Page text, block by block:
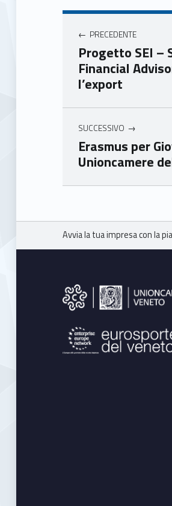
Unio
mer
e
Ven
eto
Navigazione articoli
PRECEDENTE
Progetto SEI –
Financial
l’export
SUCCESSIVO
Erasmus per
Unioncamere
Skip back to main navigation
Breadcrumbs navigation
Avvia la tua impresa con la
Footer sidebar